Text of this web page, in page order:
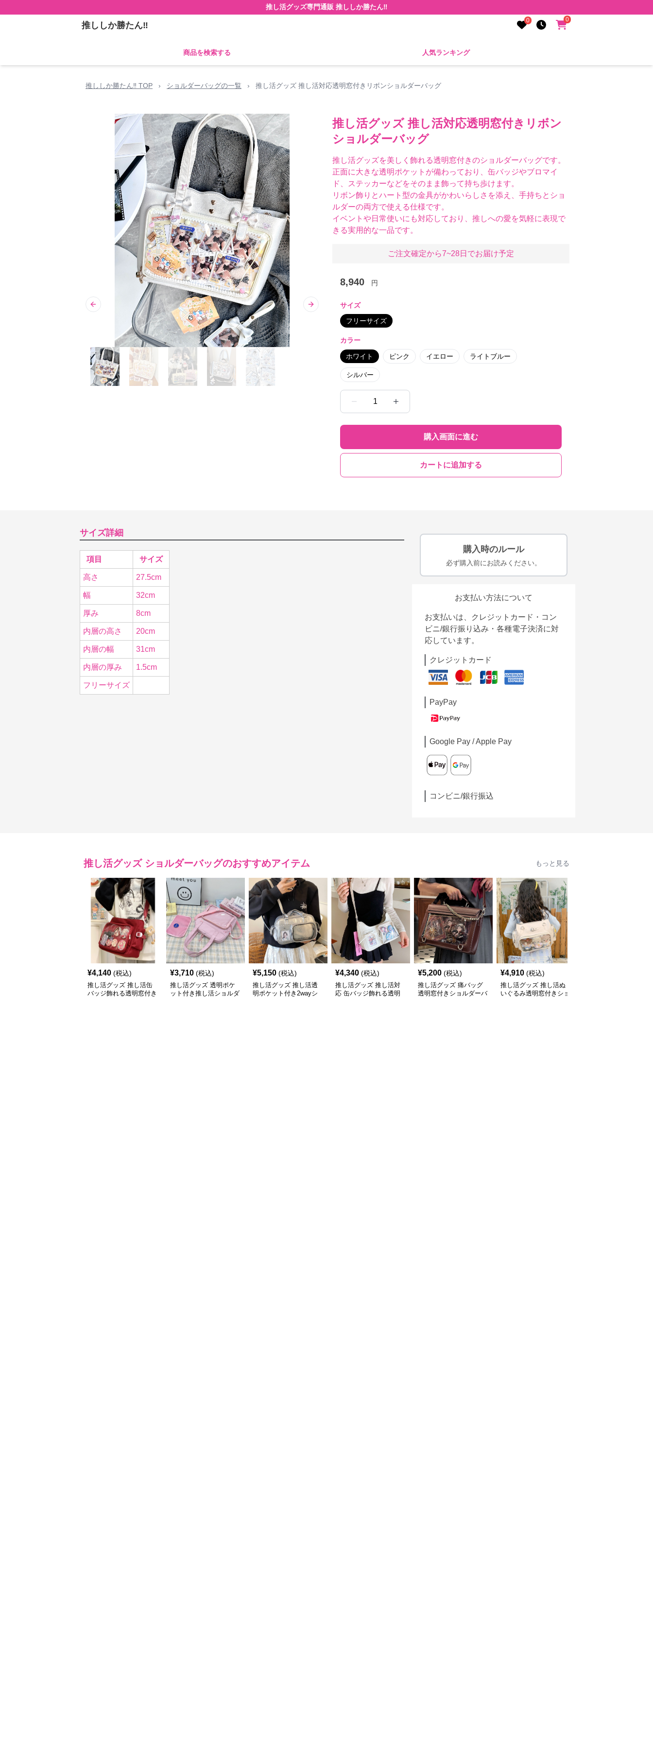
推し活グッズ専門通販 推ししか勝たん‼
推ししか勝たん‼ 0 0
商品を検索する 人気ランキング
推ししか勝たん‼ TOP › ショルダーバッグの一覧 › 推し活グッズ 推し活対応透明窓付きリボンショルダーバッグ
Previous slide Next slide
推し活グッズ 推し活対応透明窓付きリボン
ショルダーバッグ
推し活グッズを美しく飾れる透明窓付きのショルダーバッグです。
正面に大きな透明ポケットが備わっており、缶バッジやブロマイ
ド、ステッカーなどをそのまま飾って持ち歩けます。
リボン飾りとハート型の金具がかわいらしさを添え、手持ちとショ
ルダーの両方で使える仕様です。
イベントや日常使いにも対応しており、推しへの愛を気軽に表現で
きる実用的な一品です。
ご注文確定から7~28日でお届け予定
8,940 円
サイズ
フリーサイズ
カラー
ホワイト ピンク イエロー ライトブルー
シルバー
1
購入画面に進む
カートに追加する
サイズ詳細
項目 サイズ
高さ 27.5cm
幅 32cm
厚み 8cm
内層の高さ 20cm
内層の幅 31cm
内層の厚み 1.5cm
フリーサイズ
購入時のルール
必ず購入前にお読みください。
お支払い方法について
お支払いは、クレジットカード・コン
ビニ/銀行振り込み・各種電子決済に対
応しています。
クレジットカード
PayPay
Google Pay / Apple Pay
コンビニ/銀行振込
推し活グッズ ショルダーバッグのおすすめアイテム もっと見る
¥4,140 (税込)
推し活グッズ 推し活缶
バッジ飾れる透明窓付き
¥3,710 (税込)
推し活グッズ 透明ポケ
ット付き推し活ショルダ
¥5,150 (税込)
推し活グッズ 推し活透
明ポケット付き2wayシ
¥4,340 (税込)
推し活グッズ 推し活対
応 缶バッジ飾れる透明
¥5,200 (税込)
推し活グッズ 痛バッグ
透明窓付きショルダーバ
¥4,910 (税込)
推し活グッズ 推し活ぬ
いぐるみ透明窓付きショ